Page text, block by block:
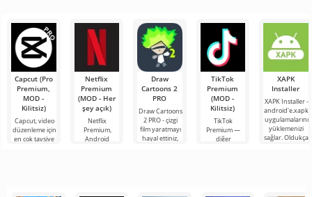
teknolojiler
kullanılarak
yapılmış,
hikayelerde
yer almanızı
katılmanız, yeni
karakterlerle
ritüellerin
hayranlarının
Capcut (Pro
Premium,
MOD -
Kilitsiz)
Capcut, video
düzenleme için
en çok tavsiye
Netflix
Premium
(MOD - Her
şey açık)
Netflix
Premium,
Android
Draw
Cartoons 2
PRO
Draw Cartoons
2 PRO - çizgi
film yaratmayı
hayal ettiniz,
TikTok
Premium
(MOD -
Kilitsiz)
TikTok
Premium —
diğer
XAPK
Installer
XAPK Installer -
android'e.xapk
uygulamalarını
yüklemenizi
sağlar. Oldukça